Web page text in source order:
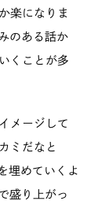
楽になりま
のある話か
くことが多
メージして
ミだなと
埋めていくよ
盛り上がっ